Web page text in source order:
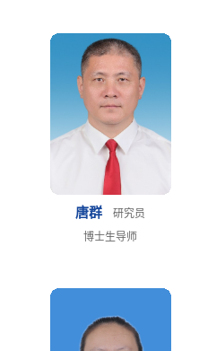
唐群
研究员
博士生导师